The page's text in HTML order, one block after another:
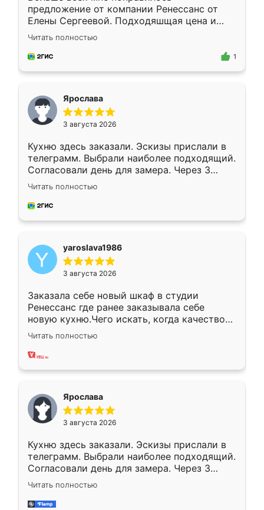
предложение от компании Ренессанс от
Елены Сергеевой. Подходяшщая цена и
короткие сроки изготовления. Приехавший
для замера сотрудник Владислав
предложил по моему эскизу самый
Читать полностью
1
Ярослава
3 августа 2026
Кухню здесь заказали. Эскизы прислали в
телеграмм. Выбрали наиболее подходящий.
Согласовали день для замера. Через 3
недели кухня была уже готова. Остались
довольны работой. Спасибо Ренессанс
мебель за качественную работу!
Читать полностью
yaroslava1986
3 августа 2026
Заказала себе новый шкаф в студии
Ренессанс где ранее заказывала себе
новую кухню.Чего искать, когда качеством
вполне довольна. Служит кухня уже почти
два года, нареканий нет.
Читать полностью
Ярослава
3 августа 2026
Кухню здесь заказали. Эскизы прислали в
телеграмм. Выбрали наиболее подходящий.
Согласовали день для замера. Через 3
недели кухня была уже готова. Остались
довольны работой. Спасибо Ренессанс
мебель за качественную работу!
Читать полностью